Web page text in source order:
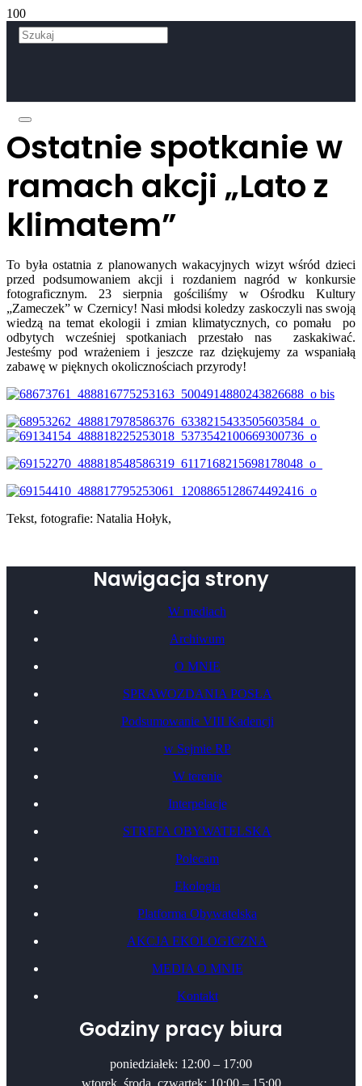
Ostatnie spotkanie w
ramach akcji „Lato z
klimatem”
To była ostatnia z planowanych wakacyjnych wizyt wśród dzieci
przed podsumowaniem akcji i rozdaniem nagród w konkursie
fotograficznym. 23 sierpnia gościliśmy w Ośrodku Kultury
„Zameczek” w Czernicy! Nasi młodsi koledzy zaskoczyli nas swoją
wiedzą na temat ekologii i zmian klimatycznych, co pomału po
odbytych wcześniej spotkaniach przestało nas zaskakiwać.
Jesteśmy pod wrażeniem i jeszcze raz dziękujemy za wspaniałą
zabawę w pięknych okolicznościach przyrody!
Tekst, fotografie: Natalia Hołyk,
Nawigacja strony
W mediach
Archiwum
O MNIE
SPRAWOZDANIA POSŁA
Podsumowanie VIII Kadencji
w Sejmie RP
W terenie
Interpelacje
STREFA OBYWATELSKA
Polecam
Ekologia
Platforma Obywatelska
AKCJA EKOLOGICZNA
MEDIA O MNIE
Kontakt
Godziny pracy biura
poniedziałek: 12:00 – 17:00
wtorek, środa, czwartek: 10:00 – 15:00